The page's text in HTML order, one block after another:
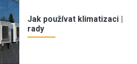
Jak používat klimatizaci |
rady